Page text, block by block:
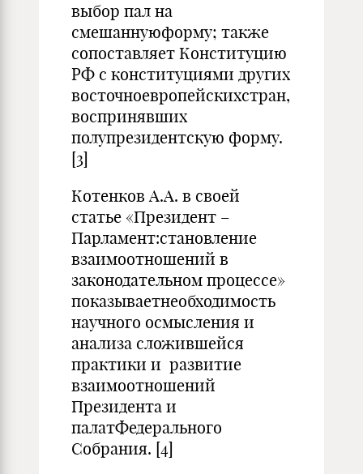
выбор пал на
смешаннуюформу; также
сопоставляет Конституцию
РФ с конституциями других
восточноевропейскихстран,
воспринявших
полупрезидентскую форму.
[3]
Котенков А.А. в своей
статье «Президент –
Парламент:становление
взаимоотношений в
законодательном процессе»
показываетнеобходимость
научного осмысления и
анализа сложившейся
практики и развитие
взаимоотношений
Президента и
палатФедерального
Собрания. [4]